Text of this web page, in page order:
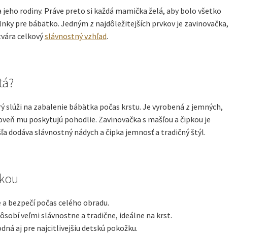
rodiny. Práve preto si každá mamička želá, aby bolo všetko
pre bábätko. Jedným z najdôležitejších prvkov je zavinovačka,
celkovýslávnostný vzhľad.
na zabalenie bábätka počas krstu. Je vyrobená z jemných,
mu poskytujú pohodlie. Zavinovačka s mašľou a čipkou je
dodáva slávnostný nádych a čipka jemnosť a tradičný štýl.
bezpečí počas celého obradu.
veľmi slávnostne a tradične, ideálne na krst.
aj pre najcitlivejšiu detskú pokožku.